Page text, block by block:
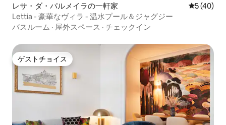
レサ・ダ・パルメイラの一軒家 レビュー
5 (40)
Lettia - 豪華なヴィラ - 温水プール＆ジャグジー
バスルーム · 屋外スペース · チェックイン
ゲストチョイス
ゲストチョイス